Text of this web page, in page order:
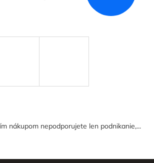
nákupom nepodporujete len podnikanie,...